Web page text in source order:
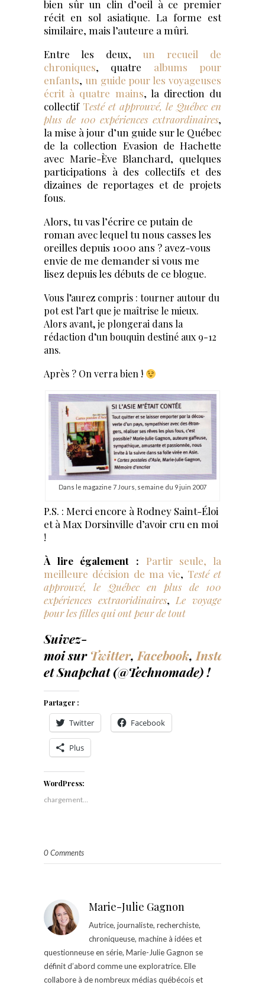
bien sûr un clin d’oeil à ce premier
récit en sol asiatique. La forme est
similaire, mais l’auteure a mûri.
Entre les deux, un recueil de
chroniques, quatre albums pour
enfants, un guide pour les voyageuses
écrit à quatre mains, la direction du
collectif Testé et approuvé, le Québec en
plus de 100 expériences extraordinaires,
la mise à jour d’un guide sur le Québec
de la collection Evasion de Hachette
avec Marie-Ève Blanchard, quelques
participations à des collectifs et des
dizaines de reportages et de projets
fous.
Alors, tu vas l’écrire ce putain de
roman avec lequel tu nous casses les
oreilles depuis 1000 ans ? avez-vous
envie de me demander si vous me
lisez depuis les débuts de ce blogue.
Vous l’aurez compris : tourner autour du
pot est l’art que je maîtrise le mieux.
Alors avant, je plongerai dans la
rédaction d’un bouquin destiné aux 9-12
ans.
Après ? On verra bien !
Dans le magazine 7 Jours, semaine du 9 juin 2007
P.S. : Merci encore à Rodney Saint-Éloi
et à Max Dorsinville d’avoir cru en moi
!
À lire également :
Partir seule, la
meilleure décision de ma vie, Testé et
approuvé, le Québec en plus de 100
expériences extraoridinaires, Le voyage
pour les filles qui ont peur de tout
Suivez-
moi sur Twitter, Facebook, Instagram
et Snapchat (@Technomade) !
Partager :
Twitter Facebook
Plus
WordPress:
chargement…
0 Comments
Marie-Julie Gagnon
Autrice, journaliste, recherchiste,
chroniqueuse, machine à idées et
questionneuse en série, Marie-Julie Gagnon se
définit d’abord comme une exploratrice. Elle
collabore à de nombreux médias québécois et